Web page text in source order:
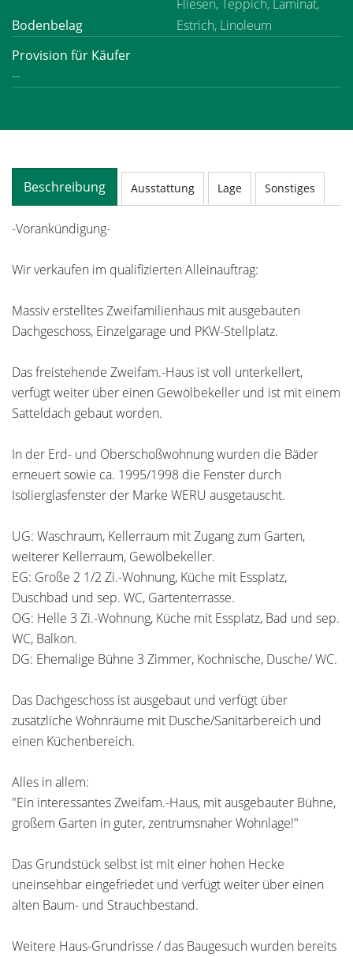
Bodenbelag
Fliesen, Teppich, Laminat,
Estrich, Linoleum
Provision für Käufer
--
Beschreibung Ausstattung Lage Sonstiges
-Vorankündigung-
Wir verkaufen im qualifizierten Alleinauftrag:
Massiv erstelltes Zweifamilienhaus mit ausgebauten
Dachgeschoss, Einzelgarage und PKW-Stellplatz.
Das freistehende Zweifam.-Haus ist voll unterkellert,
verfügt weiter über einen Gewölbekeller und ist mit einem
Satteldach gebaut worden.
In der Erd- und Oberschoßwohnung wurden die Bäder
erneuert sowie ca. 1995/1998 die Fenster durch
Isolierglasfenster der Marke WERU ausgetauscht.
UG: Waschraum, Kellerraum mit Zugang zum Garten,
weiterer Kellerraum, Gewölbekeller.
EG: Große 2 1/2 Zi.-Wohnung, Küche mit Essplatz,
Duschbad und sep. WC, Gartenterrasse.
OG: Helle 3 Zi.-Wohnung, Küche mit Essplatz, Bad und sep.
WC, Balkon.
DG: Ehemalige Bühne 3 Zimmer, Kochnische, Dusche/ WC.
Das Dachgeschoss ist ausgebaut und verfügt über
zusätzliche Wohnräume mit Dusche/Sanitärbereich und
einen Küchenbereich.
Alles in allem:
"Ein interessantes Zweifam.-Haus, mit ausgebauter Bühne,
großem Garten in guter, zentrumsnaher Wohnlage!"
Das Grundstück selbst ist mit einer hohen Hecke
uneinsehbar eingefriedet und verfügt weiter über einen
alten Baum- und Strauchbestand.
Weitere Haus-Grundrisse / das Baugesuch wurden bereits